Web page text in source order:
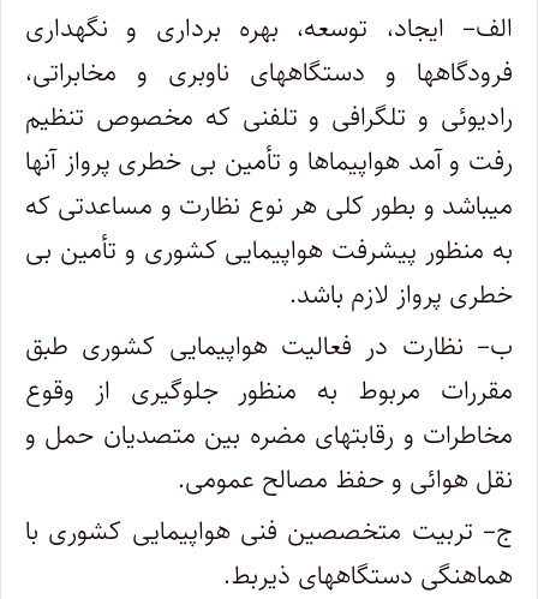
‌الف– ایجاد، توسعه، بهره‌ برداری و نگهداری
فرودگاهها و دستگاههای ناوبری و مخابراتی،
رادیوئی و تلگرافی و تلفنی که مخصوص تنظیم
رفت و آمد‌ هواپیماها و تأمین بی‌ خطری پرواز آنها
میباشد و بطور کلی هر نوع نظارت و مساعدتی که
به منظور پیشرفت هواپیمایی کشوری و تأمین بی‌
خطری‌ پرواز لازم باشد.
ب– نظارت در فعالیت هواپیمایی کشوری طبق
مقررات مربوط به منظور جلوگیری از وقوع
مخاطرات و رقابتهای مضره بین متصدیان حمل و
نقل‌ هوائی و حفظ مصالح عمومی.
ج– تربیت متخصصین فنی هواپیمایی کشوری با
هماهنگی دستگاههای ذیربط.